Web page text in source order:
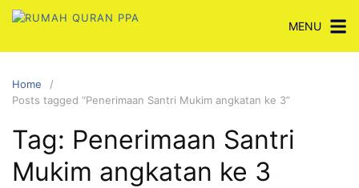
Skip
content
MENU
Home
Posts tagged “Penerimaan Santri Mukim angkatan ke 3”
Tag: Penerimaan Santri
Mukim angkatan ke 3